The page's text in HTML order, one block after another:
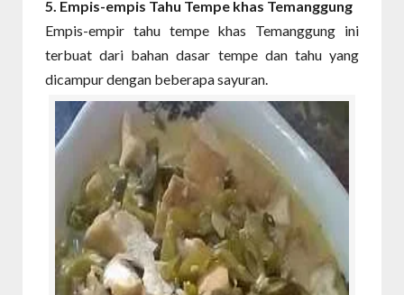
5. Empis-empis Tahu Tempe khas Temanggung
Empis-empir tahu tempe khas Temanggung ini
terbuat dari bahan dasar tempe dan tahu yang
dicampur dengan beberapa sayuran.